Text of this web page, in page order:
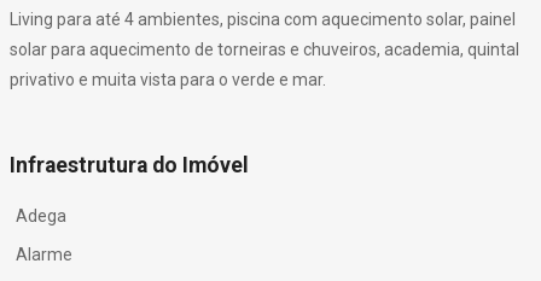
Living para até 4 ambientes, piscina com aquecimento solar, painel
solar para aquecimento de torneiras e chuveiros, academia, quintal
privativo e muita vista para o verde e mar.
Infraestrutura do Imóvel
Adega
Alarme